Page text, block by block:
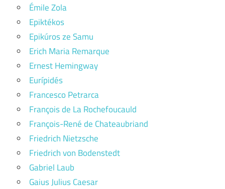
Émile Zola
Epiktékos
Epikúros ze Samu
Erich Maria Remarque
Ernest Hemingway
Eurípidés
Francesco Petrarca
François de La Rochefoucauld
François-René de Chateaubriand
Friedrich Nietzsche
Friedrich von Bodenstedt
Gabriel Laub
Gaius Julius Caesar